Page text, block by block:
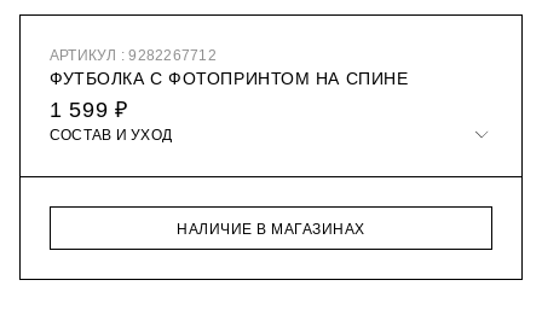
АРТИКУЛ : 9282267712
ФУТБОЛКА С ФОТОПРИНТОМ НА СПИНЕ
1 599 ₽
СОСТАВ И УХОД
НАЛИЧИЕ В МАГАЗИНАХ